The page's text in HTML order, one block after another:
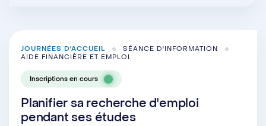
JOURNÉES D'ACCUEIL
SÉANCE D'INFORMATION
AIDE FINANCIÈRE ET EMPLOI
Inscriptions en cours
Planifier sa recherche d'emploi
pendant ses études